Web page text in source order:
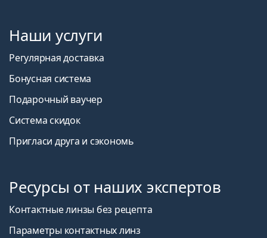
Наши услуги
Регулярная доставка
Бонусная система
Подарочный ваучер
Система скидок
Пригласи друга и сэкономь
Ресурсы от наших экспертов
Контактные линзы без рецепта
Параметры контактных линз